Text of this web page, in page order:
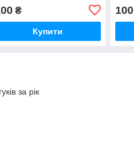
₴
Купити
100
за рік